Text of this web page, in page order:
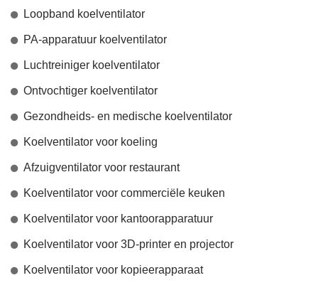
Loopband koelventilator
PA-apparatuur koelventilator
Luchtreiniger koelventilator
Ontvochtiger koelventilator
Gezondheids- en medische koelventilator
Koelventilator voor koeling
Afzuigventilator voor restaurant
Koelventilator voor commerciële keuken
Koelventilator voor kantoorapparatuur
Koelventilator voor 3D-printer en projector
Koelventilator voor kopieerapparaat